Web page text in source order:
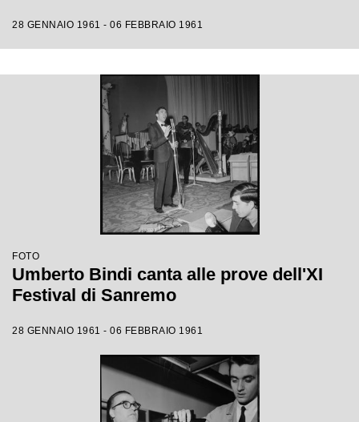
28 GENNAIO 1961 - 06 FEBBRAIO 1961
FOTO
Umberto Bindi canta alle prove dell'XI
Festival di Sanremo
28 GENNAIO 1961 - 06 FEBBRAIO 1961